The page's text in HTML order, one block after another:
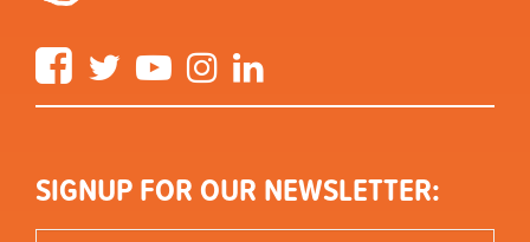
FacebookTwitter YouTube Instagram
SIGNUP FOR OUR NEWSLETTER: